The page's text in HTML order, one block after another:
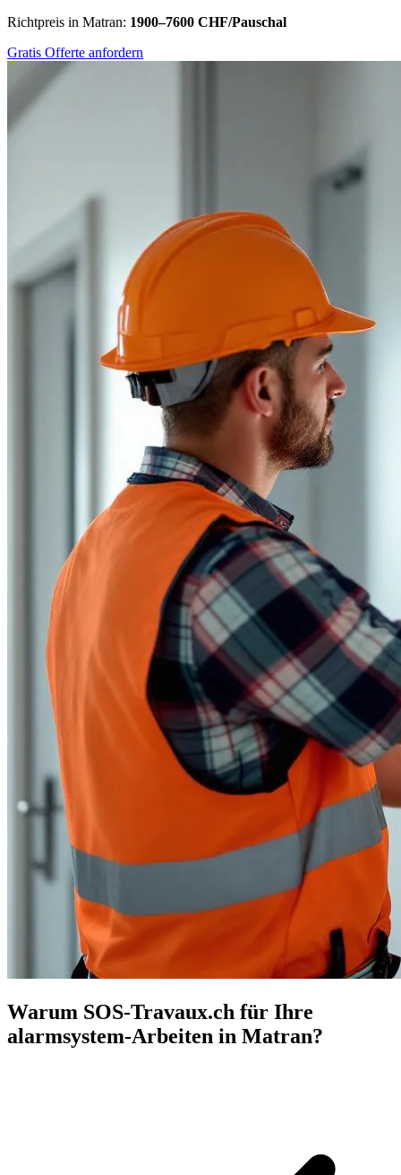
Richtpreis in Matran: 1900–7600 CHF/Pauschal
Gratis Offerte anfordern
Warum SOS-Travaux.ch für Ihre
alarmsystem-Arbeiten in Matran?